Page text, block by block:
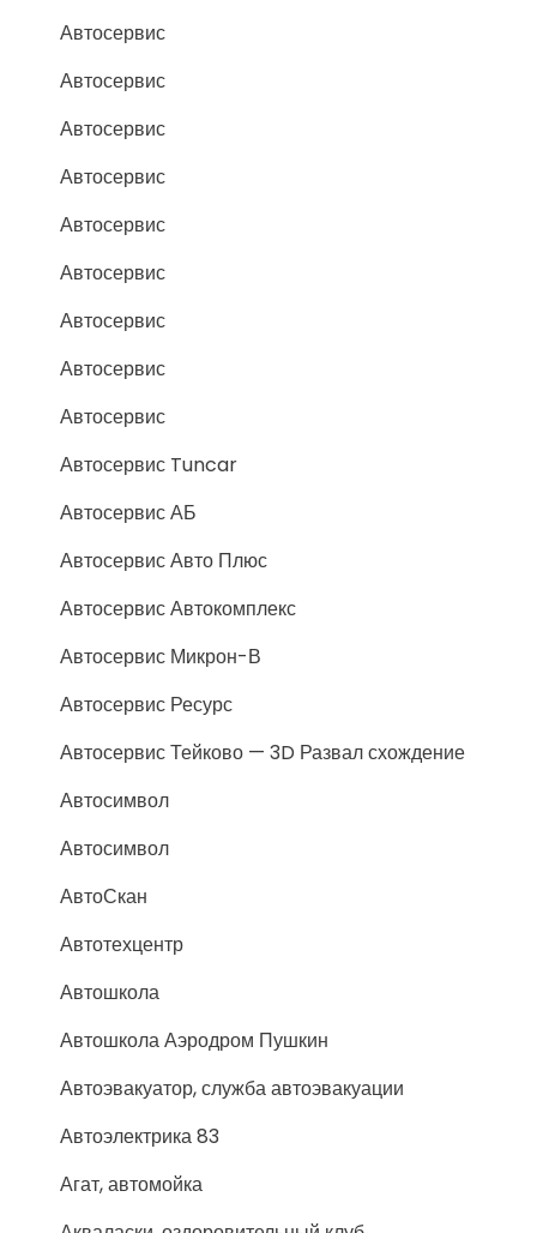
Автосервис
Автосервис
Автосервис
Автосервис
Автосервис
Автосервис
Автосервис
Автосервис
Автосервис
Автосервис Tuncar
Автосервис АБ
Автосервис Авто Плюс
Автосервис Автокомплекс
Автосервис Микрон-В
Автосервис Ресурс
Автосервис Тейково — 3D Развал схождение
Автосимвол
Автосимвол
АвтоСкан
Автотехцентр
Автошкола
Автошкола Аэродром Пушкин
Автоэвакуатор, служба автоэвакуации
Автоэлектрика 83
Агат, автомойка